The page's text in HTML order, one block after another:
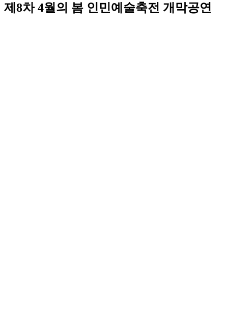
제8차 4월의 봄 인민예술축전 개막공연